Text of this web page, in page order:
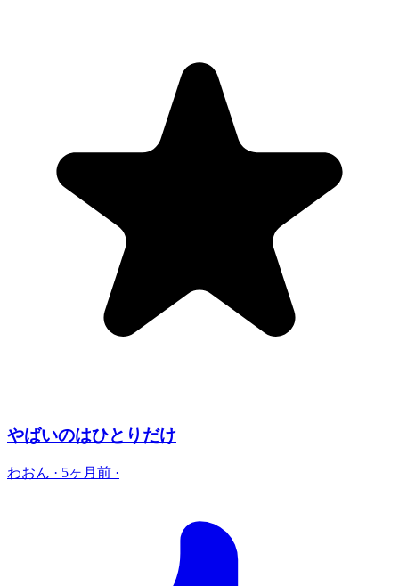
やばいのはひとりだけ
わおん · 5ヶ月前 ·